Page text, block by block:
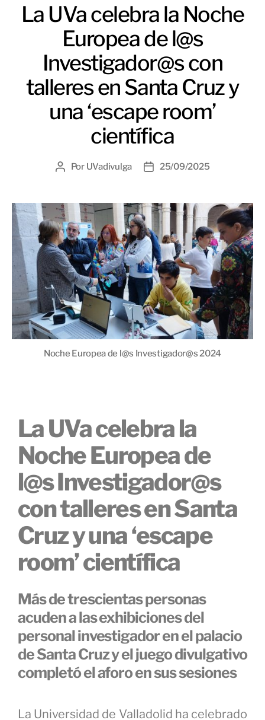
La UVa celebra la Noche
Europea de l@s
Investigador@s con
talleres en Santa Cruz y
una ‘escape room’
científica
Por UVadivulga 25/09/2025
Noche Europea de l@s Investigador@s 2024
La UVa celebra la
Noche Europea de
l@s Investigador@s
con talleres en Santa
Cruz y una ‘escape
room’ científica
Más de trescientas personas
acuden a las exhibiciones del
personal investigador en el palacio
de Santa Cruz y el juego divulgativo
completó el aforo en sus sesiones
La Universidad de Valladolid ha celebrado